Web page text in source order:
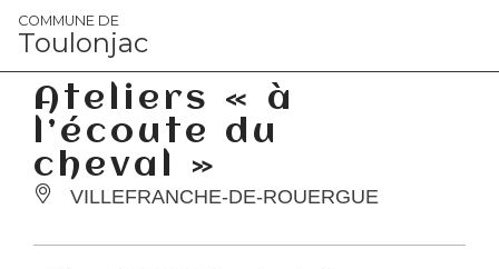
Panneau de gestion des cookies
COMMUNE DE
Toulonjac
Ateliers « à
l’écoute du
cheval »
VILLEFRANCHE-DE-ROUERGUE